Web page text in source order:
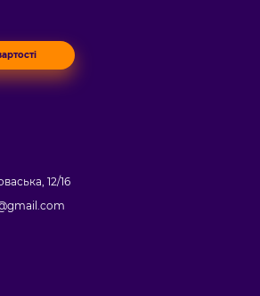
12/16